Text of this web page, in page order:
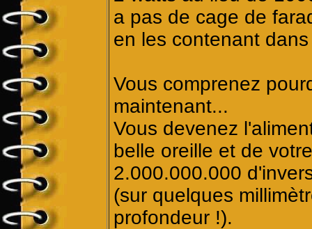
a pas de cage de
en les contenant
Vous comprenez
maintenant...
Vous devenez
belle oreille et de
2.000.000.000
(sur quelques
profondeur !).